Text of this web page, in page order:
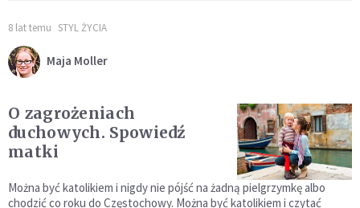
8 lat temu STYL ŻYCIA
Maja Moller
O zagrożeniach
duchowych. Spowiedź
matki
Można być katolikiem i nigdy nie pójść na żadną pielgrzymkę albo
chodzić co roku do Częstochowy. Można być katolikiem i czytać